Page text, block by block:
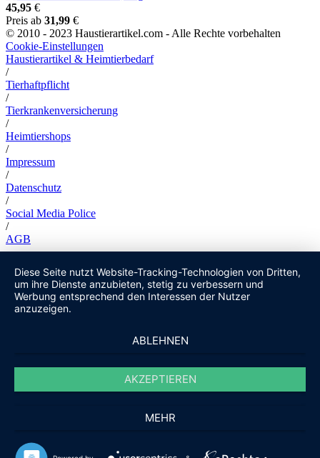
45,95 €
Preis ab 31,99 €
© 2010 - 2023 Haustierartikel.com - Alle Rechte vorbehalten
Cookie-Einstellungen
Haustierartikel & Heimtierbedarf
/
Tierhaftpflicht
/
Tierkrankenversicherung
/
Heimtiershops
/
Impressum
/
Datenschutz
/
Social Media Police
/
AGB
Diese Seite nutzt Website-Tracking-Technologien von Dritten,
um ihre Dienste anzubieten, stetig zu verbessern und
Werbung entsprechend den Interessen der Nutzer
anzuzeigen.
ABLEHNEN
AKZEPTIEREN
MEHR